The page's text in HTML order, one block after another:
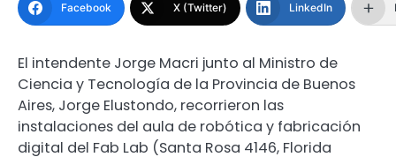
Facebook X (Twitter) LinkedIn
El intendente Jorge Macri junto al Ministro de
Ciencia y Tecnología de la Provincia de Buenos
Aires, Jorge Elustondo, recorrieron las
instalaciones del aula de robótica y fabricación
digital del Fab Lab (Santa Rosa 4146, Florida